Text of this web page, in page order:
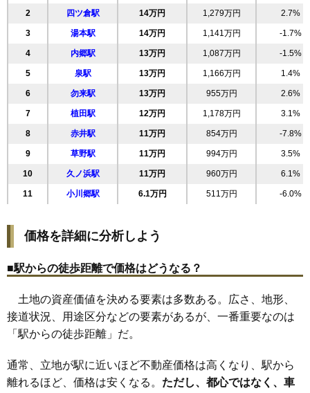
19 小名浜諏訪町 19万円 1,140万円 10.5%
20 好間町下好間 19万円 1,646万円 6.1%
21 郷ケ丘 19万円 1,566万円 11.1%
22 葉山 19万円 1,701万円 58.0%
23 鹿島町久保 18万円 2,039万円 21.0%
24
小名浜西君ケ塚
18万円 927万円 8.8%
30 小名浜玉川町 17万円
31 小名浜西町 17万円
33 鹿島町下蔵持 17万円 1,157万円 19.9%
34 常磐下湯長谷町 17万円 1,302万円 8.2%
36 小名浜愛宕上 16万円 1,133万円 4.9%
37 小名浜大原 16万円 1,329万円 10.0%
2 四ツ倉駅 14万円 1,279万円 2.7%
3 湯本駅 14万円 1,141万円 -1.7%
4 内郷駅 13万円 1,087万円 -1.5%
5 泉駅 13万円 1,166万円 1.4%
6 勿来駅 13万円 955万円 2.6%
7 植田駅 12万円 1,178万円 3.1%
8 赤井駅 11万円 854万円 -7.8%
9 草野駅 11万円 994万円 3.5%
10 久ノ浜駅 11万円 960万円 6.1%
11 小川郷駅 6.1万円 511万円 -6.0%
価格を詳細に分析しよう
■駅からの徒歩距離で価格はどうなる？
土地の資産価値を決める要素は多数ある。広さ、地形、
接道状況、用途区分などの要素があるが、一番重要なのは
「駅からの徒歩距離」だ。
通常、立地が駅に近いほど不動産価格は高くなり、駅から
離れるほど、価格は安くなる。 ただし、都心ではなく、車